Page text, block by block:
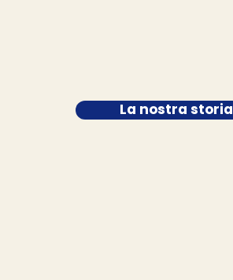
La nostra storia